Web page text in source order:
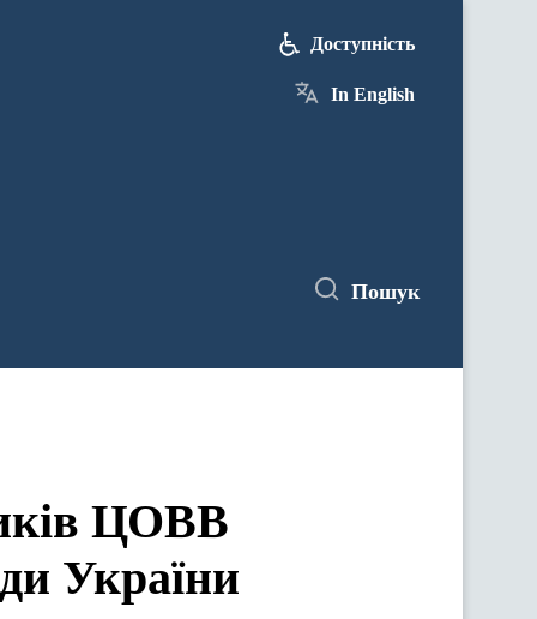
Доступність
In English
Пошук
ЦОВВ
України